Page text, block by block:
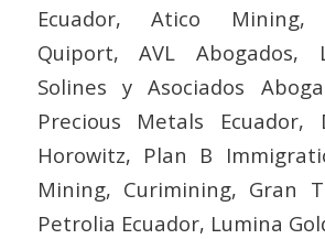
Ecuador, Atico Mining,
Quiport, AVL Abogados,
Solines y Asociados
Precious Metals Ecuador,
Horowitz, Plan B
Mining, Curimining, Gran
Petrolia Ecuador, Lumina